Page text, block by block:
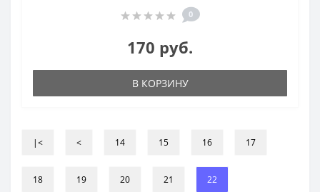
0
170 руб.
В КОРЗИНУ
|< < 14 15 16 17
18 19 20 21 22